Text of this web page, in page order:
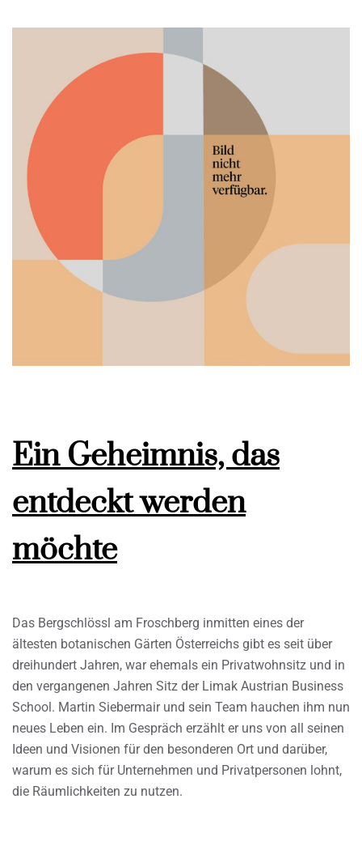
Ein Geheimnis, das
entdeckt werden
möchte
Das Bergschlössl am Froschberg inmitten eines der
ältesten botanischen Gärten Österreichs gibt es seit über
dreihundert Jahren, war ehemals ein Privatwohnsitz und in
den vergangenen Jahren Sitz der Limak Austrian Business
School. Martin Siebermair und sein Team hauchen ihm nun
neues Leben ein. Im Gespräch erzählt er uns von all seinen
Ideen und Visionen für den besonderen Ort und darüber,
warum es sich für Unternehmen und Privatpersonen lohnt,
die Räumlichkeiten zu nutzen.